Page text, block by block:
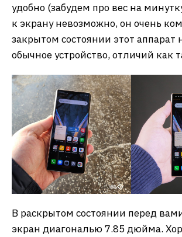
удобно (забудем про вес на
к экрану невозможно, он очень
закрытом состоянии этот аппарат
обычное устройство, отличий как
В раскрытом состоянии перед
экран диагональю 7.85 дюйма.